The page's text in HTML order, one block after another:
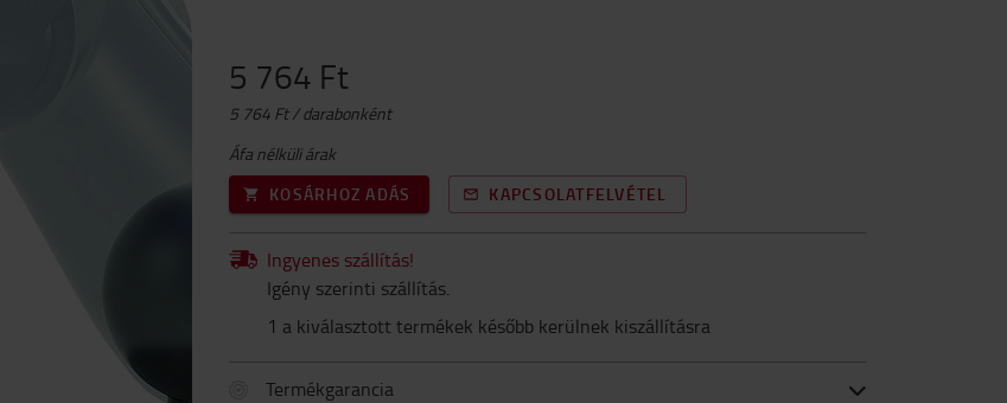
5 764 Ft
5 764 Ft / darabonként
Áfa nélküli árak
KOSÁRHOZ ADÁS
KAPCSOLATFELVÉTEL
Ingyenes szállítás!
Igény szerinti szállítás.
1 a kiválasztott termékek később kerülnek kiszállításra
Termékgarancia